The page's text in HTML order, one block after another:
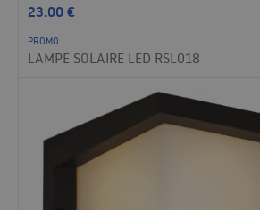
23.00€
PROMO
LAMPE SOLAIRE LED RSL018